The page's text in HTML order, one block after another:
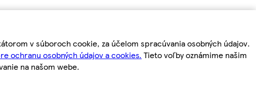
v súboroch cookie, za účelom spracúvania osobných údajov.
ochranu osobných údajov a cookies. Tieto voľby oznámime našim
na našom webe.